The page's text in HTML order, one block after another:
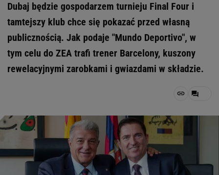
Dubaj będzie gospodarzem turnieju Final Four i
tamtejszy klub chce się pokazać przed własną
publicznością. Jak podaje "Mundo Deportivo", w
tym celu do ZEA trafi trener Barcelony, kuszony
rewelacyjnymi zarobkami i gwiazdami w składzie.